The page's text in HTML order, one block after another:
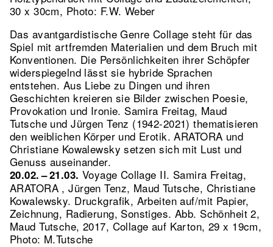
30 x 30cm, Photo: F.W. Weber
Das avantgardistische Genre Collage steht für das
Spiel mit artfremden Materialien und dem Bruch mit
Konventionen. Die Persönlichkeiten ihrer Schöpfer
widerspiegelnd lässt sie hybride Sprachen
entstehen. Aus Liebe zu Dingen und ihren
Geschichten kreieren sie Bilder zwischen Poesie,
Provokation und Ironie. Samira Freitag, Maud
Tutsche und Jürgen Tenz (1942-2021) thematisieren
den weiblichen Körper und Erotik. ARATORA und
Christiane Kowalewsky setzen sich mit Lust und
Genuss auseinander.
20.02. – 21.03. Voyage Collage II. Samira Freitag,
ARATORA , Jürgen Tenz, Maud Tutsche, Christiane
Kowalewsky. Druckgrafik, Arbeiten auf/mit Papier,
Zeichnung, Radierung, Sonstiges.Abb. Schönheit 2,
Maud Tutsche, 2017, Collage auf Karton, 29 x 19cm,
Photo: M.Tutsche